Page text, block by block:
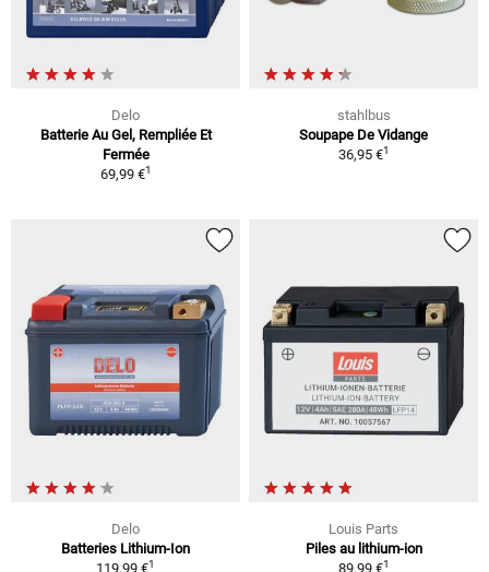
Delo
Batterie Au Gel, Rempliée Et
Fermée
69,99 €1
stahlbus
Soupape De Vidange
36,95 €1
Delo
Batteries Lithium-Ion
119,99 €1
Louis Parts
Piles au lithium-ion
89,99 €1